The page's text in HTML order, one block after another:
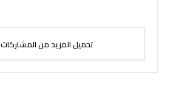
تحميل المزيد من المشاركات